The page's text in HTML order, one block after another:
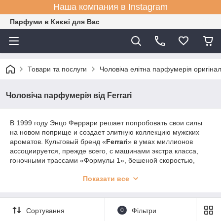
Наша компания в Instagram
Парфуми в Києві для Вас
Товари та послуги Чоловіча елітна парфумерія оригінал
Чоловіча парфумерія від Ferrari
В 1999 году Энцо Феррари решает попробовать свои силы
на новом поприще и создает элитную коллекцию мужских
ароматов. Культовый бренд «Ferrari» в умах миллионов
ассоциируется, прежде всего, с машинами экстра класса,
гоночными трассами «Формулы 1», бешеной скоростью,
опытные парфюмеры постарались отразить в коллекции
ПарфюмерияFerrari создана длянастоящих мужчин,
которые ежедневно стремятся к успеху и никогда не
останавливаются на достигнутом. Их не пугают опасности,
Показати все
Сортування 0 Фільтри